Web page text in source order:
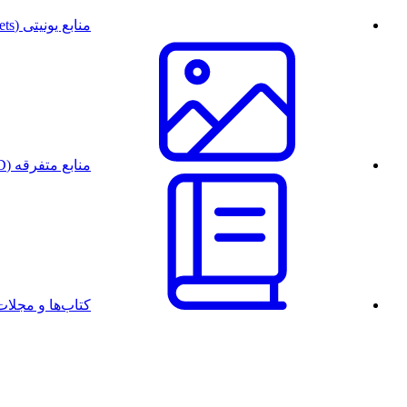
منابع یونیتی (Unity Assets)
منابع متفرقه (PSD)
کتاب‌ها و